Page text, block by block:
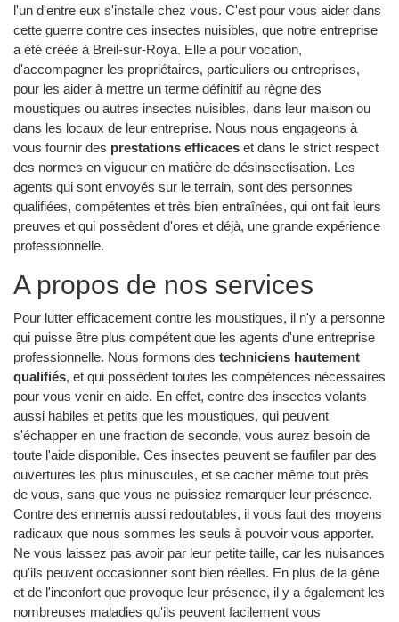
l'un d'entre eux s'installe chez vous. C'est pour vous aider dans
cette guerre contre ces insectes nuisibles, que notre entreprise
a été créée à Breil-sur-Roya. Elle a pour vocation,
d'accompagner les propriétaires, particuliers ou entreprises,
pour les aider à mettre un terme définitif au règne des
moustiques ou autres insectes nuisibles, dans leur maison ou
dans les locaux de leur entreprise. Nous nous engageons à
vous fournir des prestations efficaces et dans le strict respect
des normes en vigueur en matière de désinsectisation. Les
agents qui sont envoyés sur le terrain, sont des personnes
qualifiées, compétentes et très bien entraînées, qui ont fait leurs
preuves et qui possèdent d'ores et déjà, une grande expérience
professionnelle.
A propos de nos services
Pour lutter efficacement contre les moustiques, il n'y a personne
qui puisse être plus compétent que les agents d'une entreprise
professionnelle. Nous formons des techniciens hautement
qualifiés, et qui possèdent toutes les compétences nécessaires
pour vous venir en aide. En effet, contre des insectes volants
aussi habiles et petits que les moustiques, qui peuvent
s'échapper en une fraction de seconde, vous aurez besoin de
toute l'aide disponible. Ces insectes peuvent se faufiler par des
ouvertures les plus minuscules, et se cacher même tout près
de vous, sans que vous ne puissiez remarquer leur présence.
Contre des ennemis aussi redoutables, il vous faut des moyens
radicaux que nous sommes les seuls à pouvoir vous apporter.
Ne vous laissez pas avoir par leur petite taille, car les nuisances
qu'ils peuvent occasionner sont bien réelles. En plus de la gêne
et de l'inconfort que provoque leur présence, il y a également les
nombreuses maladies qu'ils peuvent facilement vous